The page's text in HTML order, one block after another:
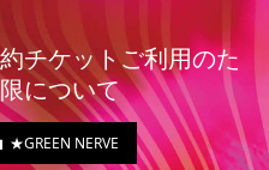
チケットご利用のた
について
★GREEN NERVE